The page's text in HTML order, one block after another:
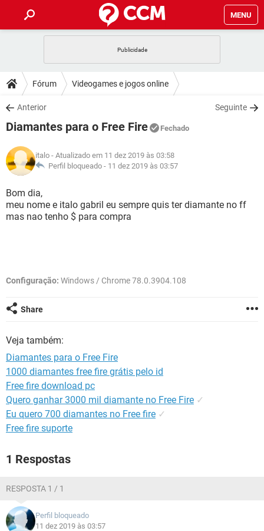
MENU
CELULAR FACEBOOK
OUTLOOK
INSTAGRAM GMAIL
GUIA DE COMPRAS
DICAS
JOGOS WHATSAPP
INSTAGRAM GMAIL
GUIA DE COMPRAS
DOWNLOADS
JOGOS WHATSAPP
CELULAR
OUTLOOK EXCEL
INSTAGRAM
GUIA DE COMPRAS
JOGOS WHATSAPP
CELULAR
OUTLOOK
INSTAGRAM
GLOSSÁRIO
JOGOS
CELULAR FACEBOOK
Fórum Videogames e jogos online
Anterior Seguinte
Diamantes para o Free Fire Fechado
italo - Atualizado em 11 dez 2019 às 03:58
Perfil bloqueado - 11 dez 2019 às 03:57
Bom dia,
meu nome e italo gabril eu sempre quis ter diamante no ff
mas nao tenho $ para compra
Configuração: Windows / Chrome 78.0.3904.108
Share
Veja também:
Diamantes para o Free Fire
1000 diamantes free fire grátis pelo id
Free fire download pc
Quero ganhar 3000 mil diamante no Free Fire ✓
Eu quero 700 diamantes no Free fire ✓
Free fire suporte
1 Respostas
RESPOSTA 1 / 1
Perfil bloqueado
11 dez 2019 às 03:57